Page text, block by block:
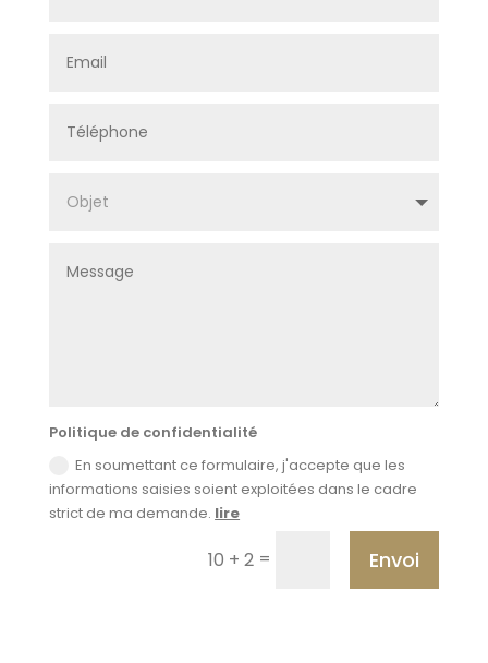
Politique de confidentialité
En soumettant ce formulaire, j'accepte que les
informations saisies soient exploitées dans le cadre
strict de ma demande. lire
10 + 2 = Envoi